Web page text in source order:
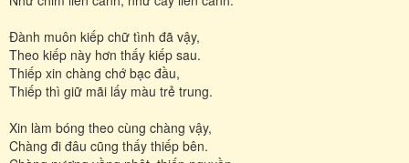
Đành muôn kiếp chữ tình đã vậy,
Theo kiếp này hơn thấy kiếp sau.
Thiếp xin chàng chớ bạc đầu,
Thiếp thì giữ mãi lấy màu trẻ trung.
Xin làm bóng theo cùng chàng vậy,
Chàng đi đâu cũng thấy thiếp bên.